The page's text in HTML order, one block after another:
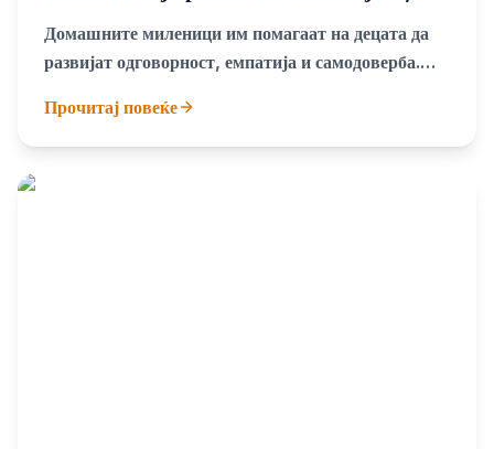
Домашните миленици им помагаат на децата да
развијат одговорност, емпатија и самодоверба.
животни влијаат врз емоционалниот развој на
децата
Прочитај повеќе